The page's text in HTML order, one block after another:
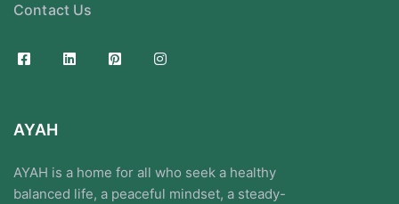
Contact Us
AYAH
AYAH is a home for all who seek a healthy
balanced life, a peaceful mindset, a steady-